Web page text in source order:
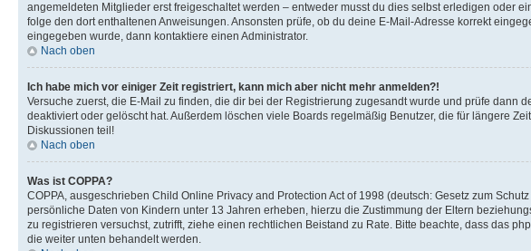
angemeldeten Mitglieder erst freigeschaltet werden – entweder musst du dies selbst erledigen oder
folge den dort enthaltenen Anweisungen. Ansonsten prüfe, ob du deine E-Mail-Adresse korrekt
eingegeben wurde, dann kontaktiere einen Administrator.
Nach oben
Ich habe mich vor einiger Zeit registriert, kann mich aber nicht mehr anmelden?!
Versuche zuerst, die E-Mail zu finden, die dir bei der Registrierung zugesandt wurde und prüfe
deaktiviert oder gelöscht hat. Außerdem löschen viele Boards regelmäßig Benutzer, die für längere
Diskussionen teil!
Nach oben
Was ist COPPA?
COPPA, ausgeschrieben Child Online Privacy and Protection Act of 1998 (deutsch: Gesetz zum
persönliche Daten von Kindern unter 13 Jahren erheben, hierzu die Zustimmung der Eltern
zu registrieren versuchst, zutrifft, ziehe einen rechtlichen Beistand zu Rate. Bitte beachte, dass das
die weiter unten behandelt werden.